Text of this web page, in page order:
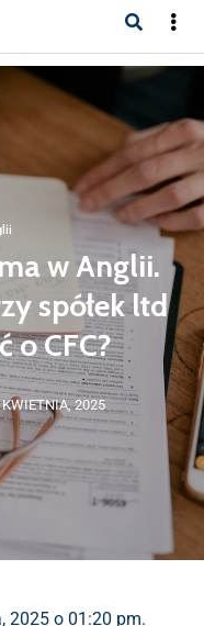
w Anglii.
spółek ltd
o CFC?
2025
2025 o 01:20 pm.